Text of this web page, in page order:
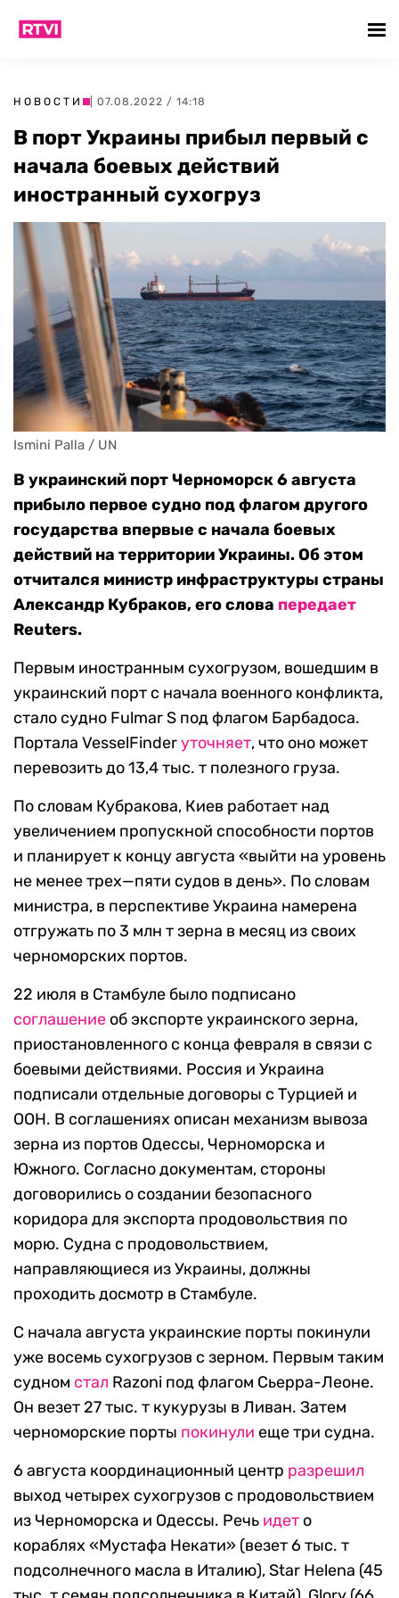
НОВОСТИ | 07.08.2022 / 14:18
В порт Украины прибыл первый с
начала боевых действий
иностранный сухогруз
Ismini Palla / UN
В украинский порт Черноморск 6 августа
прибыло первое судно под флагом другого
государства впервые с начала боевых
действий на территории Украины. Об этом
отчитался министр инфраструктуры страны
Александр Кубраков, его слова передает
Reuters.
Первым иностранным сухогрузом, вошедшим в
украинский порт с начала военного конфликта,
стало судно Fulmar S под флагом Барбадоса.
Портала VesselFinderуточняет, что оно может
перевозить до 13,4 тыс. т полезного груза.
По словам Кубракова, Киев работает над
увеличением пропускной способности портов
и планирует к концу августа «выйти на уровень
не менее трех—пяти судов в день». По словам
министра, в перспективе Украина намерена
отгружать по 3 млн т зерна в месяц из своих
черноморских портов.
22 июля в Стамбуле было подписано
соглашение об экспорте украинского зерна,
приостановленного с конца февраля в связи с
боевыми действиями. Россия и Украина
подписали отдельные договоры с Турцией и
ООН. В соглашениях описан механизм вывоза
зерна из портов Одессы, Черноморска и
Южного. Согласно документам, стороны
договорились о создании безопасного
коридора для экспорта продовольствия по
морю. Судна с продовольствием,
направляющиеся из Украины, должны
проходить досмотр в Стамбуле.
С начала августа украинские порты покинули
уже восемь сухогрузов с зерном. Первым таким
судном стал Razoni под флагом Сьерра-Леоне.
Он везет 27 тыс. т кукурузы в Ливан. Затем
черноморские порты покинули еще три судна.
6 августа координационный центр разрешил
выход четырех сухогрузов с продовольствием
из Черноморска и Одессы. Речь идет о
кораблях «Мустафа Некати» (везет 6 тыс. т
подсолнечного масла в Италию), Star Helena (45